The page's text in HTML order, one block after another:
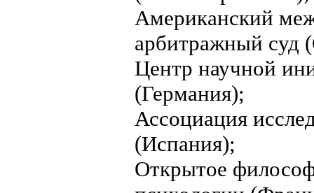
Американский
арбитражный
Центр научной
(Германия);
Ассоциация
(Испания);
Открытое